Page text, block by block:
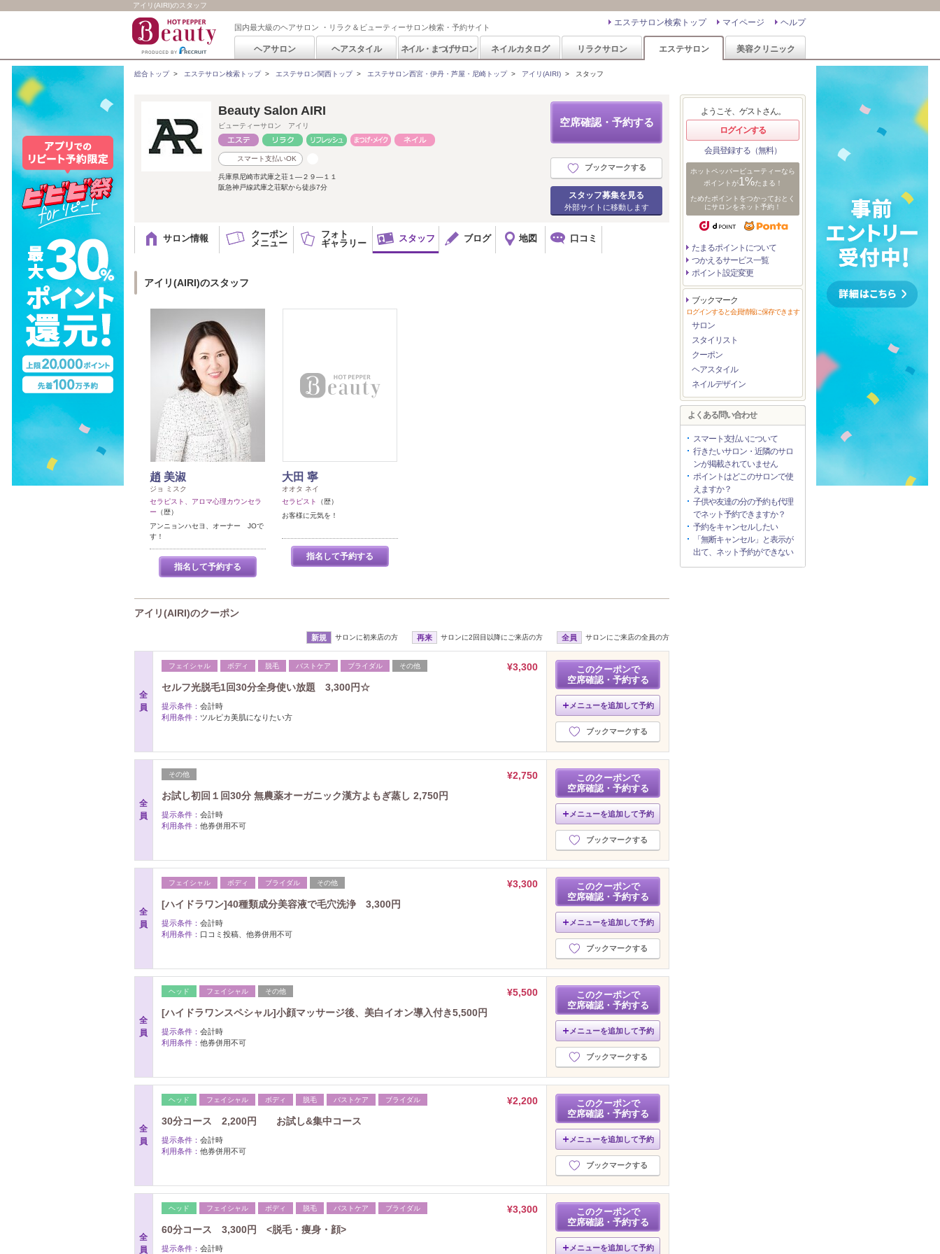
アイリ(AIRI)のスタッフ
国内最大級のヘアサロン ・リラク＆ビューティーサロン検索・予約サイト ヘルプ
マイページ
エステサロン検索トップ
ヘアサロン ヘアスタイル ネイル・まつげサロン ネイルカタログ リラクサロン エステサロン 美容クリニック
総合トップ> エステサロン検索トップ> エステサロン関西トップ> エステサロン西宮・伊丹・芦屋・尼崎トップ> アイリ(AIRI) > スタッフ
空席確認・予約する
ブックマークする
スタッフ募集を見る
外部サイトに移動します
Beauty Salon AIRI
ビューティーサロン アイリ
スマート支払いOK
兵庫県尼崎市武庫之荘１―２９―１１
阪急神戸線武庫之荘駅から徒歩7分
サロン情報
クーポン
メニュー
フォト
ギャラリー
スタッフ ブログ 地図 口コミ
アイリ(AIRI)のスタッフ
趙 美淑
ジョ ミスク
セラピスト、アロマ心理カウンセラ
ー （歴）
アンニョンハセヨ、オーナー JOで
す！
指名して予約する
大田 寧
オオタ ネイ
セラピスト
（歴）
お客様に元気を！
指名して予約する
アイリ(AIRI)のクーポン
新規 サロンに初来店の方 再来 サロンに2回目以降にご来店の方 全員 サロンにご来店の全員の方
全
員
フェイシャル ボディ 脱毛 バストケア ブライダル その他
¥3,300
セルフ光脱毛1回30分全身使い放題 3,300円☆
提示条件： 会計時
利用条件： ツルピカ美肌になりたい方
このクーポンで
空席確認・予約する
メニューを追加して予約
ブックマークする
全
員
その他
¥2,750
お試し初回１回30分 無農薬オーガニック漢方よもぎ蒸し 2,750円
提示条件： 会計時
利用条件： 他券併用不可
このクーポンで
空席確認・予約する
メニューを追加して予約
ブックマークする
全
員
フェイシャル ボディ ブライダル その他
¥3,300
[ハイドラワン]40種類成分美容液で毛穴洗浄 3,300円
提示条件： 会計時
利用条件： 口コミ投稿、他券併用不可
このクーポンで
空席確認・予約する
メニューを追加して予約
ブックマークする
全
員
ヘッド フェイシャル その他
¥5,500
[ハイドラワンスペシャル]小顔マッサージ後、美白イオン導入付き5,500円
提示条件： 会計時
利用条件： 他券併用不可
このクーポンで
空席確認・予約する
メニューを追加して予約
ブックマークする
全
員
ヘッド フェイシャル ボディ 脱毛 バストケア ブライダル
¥2,200
30分コース 2,200円 お試し&集中コース
提示条件： 会計時
利用条件： 他券併用不可
このクーポンで
空席確認・予約する
メニューを追加して予約
ブックマークする
全
員
ヘッド フェイシャル ボディ 脱毛 バストケア ブライダル
¥3,300
60分コース 3,300円 <脱毛・痩身・顔>
提示条件： 会計時
このクーポンで
空席確認・予約する
メニューを追加して予約
ようこそ、ゲストさん。
ログインする
会員登録する（無料）
ホットペッパービューティーなら
ポイントが1%たまる！
ためたポイントをつかっておとく
にサロンをネット予約！
たまるポイントについて
つかえるサービス一覧
ポイント設定変更
ブックマーク
ログインすると会員情報に保存できます
サロン
スタイリスト
クーポン
ヘアスタイル
ネイルデザイン
よくある問い合わせ
スマート支払いについて
行きたいサロン・近隣のサロ
ンが掲載されていません
ポイントはどこのサロンで使
えますか？
子供や友達の分の予約も代理
でネット予約できますか？
予約をキャンセルしたい
「無断キャンセル」と表示が
出て、ネット予約ができない